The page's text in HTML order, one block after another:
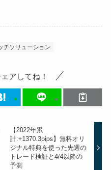
チソリューション
アしてね！
【2022年累
計:+1370.3pips】無料オリ
ジナル特典を使った先週の
トレード検証と4/4以降の
予測